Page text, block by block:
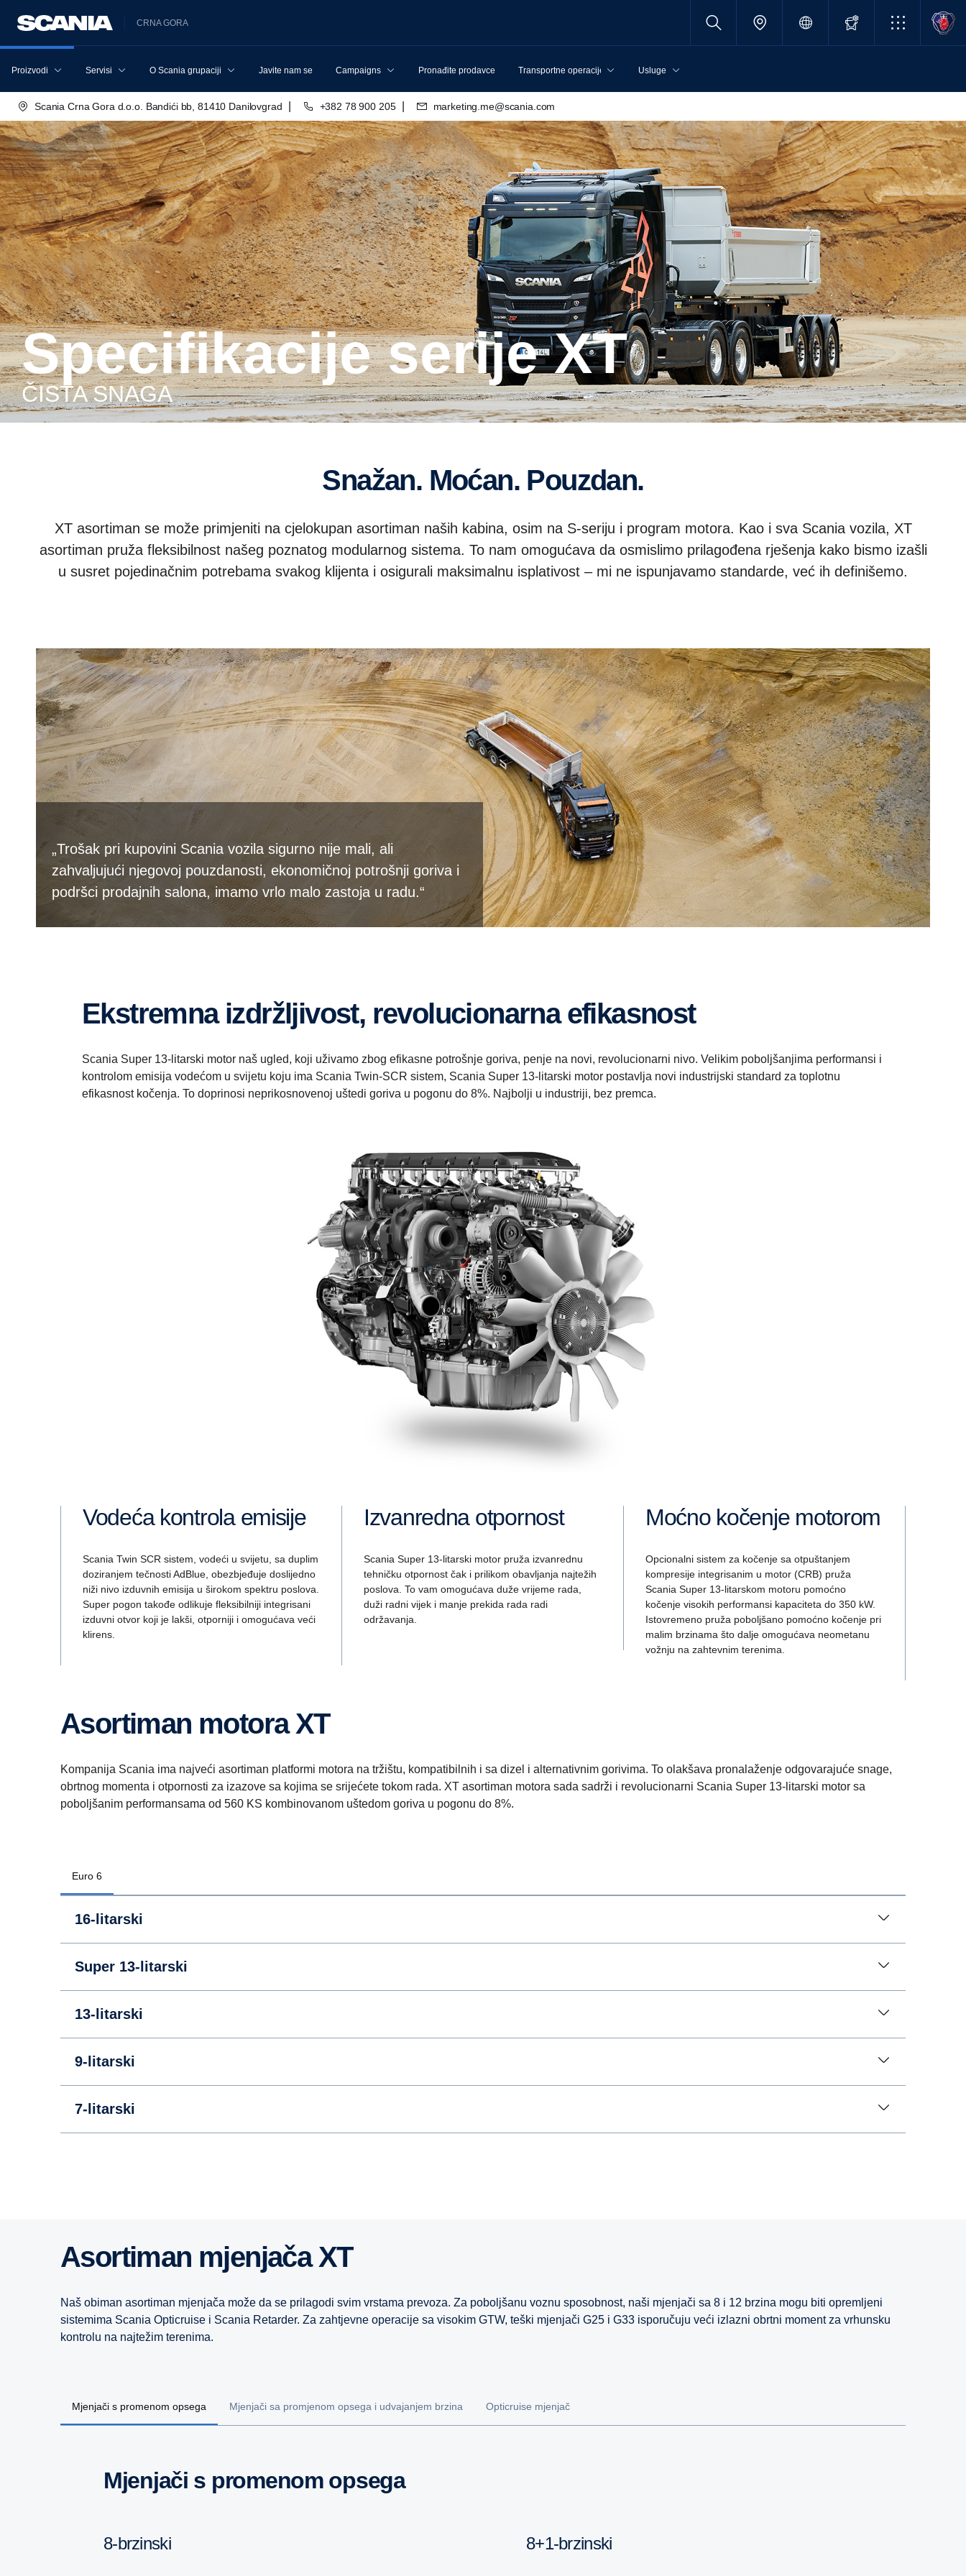
CRNA GORA
Proizvodi Servisi O Scania grupaciji Javite nam se Campaigns Pronađite prodavce Transportne operacije Usluge
Scania Crna Gora d.o.o. Bandići bb, 81410 Danilovgrad +382 78 900 205 marketing.me@scania.com
Specifikacije serije XT
ČISTA SNAGA
Snažan. Moćan. Pouzdan.
XT asortiman se može primjeniti na cjelokupan asortiman naših kabina, osim na S-seriju i program motora. Kao i sva Scania vozila, XT
asortiman pruža fleksibilnost našeg poznatog modularnog sistema. To nam omogućava da osmislimo prilagođena rješenja kako bismo izašli
u susret pojedinačnim potrebama svakog klijenta i osigurali maksimalnu isplativost – mi ne ispunjavamo standarde, već ih definišemo.
„Trošak pri kupovini Scania vozila sigurno nije mali, ali
zahvaljujući njegovoj pouzdanosti, ekonomičnoj potrošnji goriva i
podršci prodajnih salona, imamo vrlo malo zastoja u radu.“
Ekstremna izdržljivost, revolucionarna efikasnost
Scania Super 13-litarski motor naš ugled, koji uživamo zbog efikasne potrošnje goriva, penje na novi, revolucionarni nivo. Velikim poboljšanjima performansi i
kontrolom emisija vodećom u svijetu koju ima Scania Twin-SCR sistem, Scania Super 13-litarski motor postavlja novi industrijski standard za toplotnu
efikasnost kočenja. To doprinosi neprikosnovenoj uštedi goriva u pogonu do 8%. Najbolji u industriji, bez premca.
Vodeća kontrola emisije
Scania Twin SCR sistem, vodeći u svijetu, sa duplim
doziranjem tečnosti AdBlue, obezbjeđuje doslijedno
niži nivo izduvnih emisija u širokom spektru poslova.
Super pogon takođe odlikuje fleksibilniji integrisani
izduvni otvor koji je lakši, otporniji i omogućava veći
klirens.
Izvanredna otpornost
Scania Super 13-litarski motor pruža izvanrednu
tehničku otpornost čak i prilikom obavljanja najtežih
poslova. To vam omogućava duže vrijeme rada,
duži radni vijek i manje prekida rada radi
održavanja.
Moćno kočenje motorom
Opcionalni sistem za kočenje sa otpuštanjem
kompresije integrisanim u motor (CRB) pruža
Scania Super 13-litarskom motoru pomoćno
kočenje visokih performansi kapaciteta do 350 kW.
Istovremeno pruža poboljšano pomoćno kočenje pri
malim brzinama što dalje omogućava neometanu
vožnju na zahtevnim terenima.
Asortiman motora XT
Kompanija Scania ima najveći asortiman platformi motora na tržištu, kompatibilnih i sa dizel i alternativnim gorivima. To olakšava pronalaženje odgovarajuće snage,
obrtnog momenta i otpornosti za izazove sa kojima se srijećete tokom rada. XT asortiman motora sada sadrži i revolucionarni Scania Super 13-litarski motor sa
poboljšanim performansama od 560 KS kombinovanom uštedom goriva u pogonu do 8%.
Euro 6
16-litarski
Super 13-litarski
13-litarski
9-litarski
7-litarski
Asortiman mjenjača XT
Naš obiman asortiman mjenjača može da se prilagodi svim vrstama prevoza. Za poboljšanu voznu sposobnost, naši mjenjači sa 8 i 12 brzina mogu biti opremljeni
sistemima Scania Opticruise i Scania Retarder. Za zahtjevne operacije sa visokim GTW, teški mjenjači G25 i G33 isporučuju veći izlazni obrtni moment za vrhunsku
kontrolu na najtežim terenima.
Mjenjači s promenom opsega Mjenjači sa promjenom opsega i udvajanjem brzina Opticruise mjenjač
Mjenjači s promenom opsega
8-brzinski 8+1-brzinski